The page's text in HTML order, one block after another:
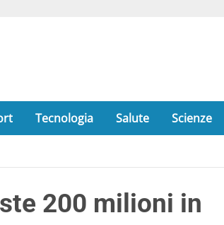
Tecnologia Salute Scienze
200 milioni in